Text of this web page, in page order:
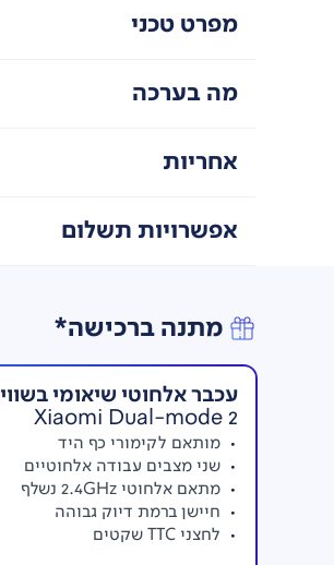
מפרט טכני
מה בערכה
אחריות
אפשרויות תשלום
מתנה ברכישה*
עכבר אלחוטי שיאומי בשווי 72 ₪
Xiaomi Dual-mode 2
מותאם לקימורי כף היד
שני מצבים עבודה אלחוטיים
מתאם אלחוטי 2.4GHz נשלף
חיישן ברמת דיוק גבוהה
לחצני TTC שקטים